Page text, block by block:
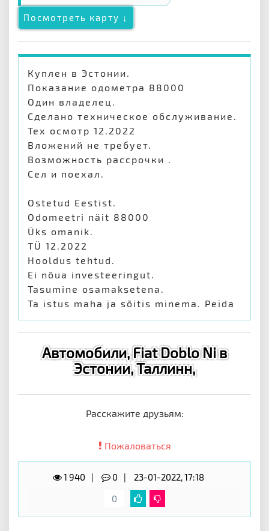
Посмотреть карту ↓
Куплен в Эстонии.
Показание одометра 88000
Один владелец.
Сделано техническое обслуживание.
Тех осмотр 12.2022
Вложений не требует.
Возможность рассрочки .
Сел и поехал.
Ostetud Eestist.
Odomeetri näit 88000
Üks omanik.
TÜ 12.2022
Hooldus tehtud.
Ei nõua investeeringut.
Tasumine osamaksetena.
Ta istus maha ja sõitis minema. Peida
Автомобили, Fiat Doblo Ni в
Эстонии, Таллинн,
Расскажите друзьям:
Пожаловаться
1 940 0
23-01-2022, 17:18
0